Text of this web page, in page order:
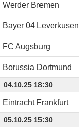
Werder Bremen
Bayer 04 Leverkusen
FC Augsburg
Borussia Dortmund
04.10.25 18:30
Eintracht Frankfurt
05.10.25 15:30